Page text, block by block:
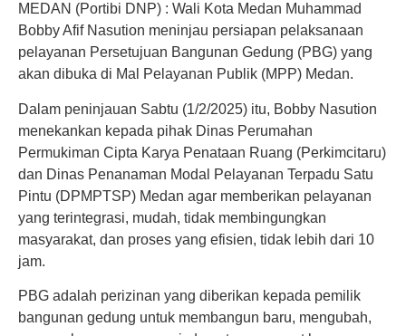
MEDAN (Portibi DNP) : Wali Kota Medan Muhammad
Bobby Afif Nasution meninjau persiapan pelaksanaan
pelayanan Persetujuan Bangunan Gedung (PBG) yang
akan dibuka di Mal Pelayanan Publik (MPP) Medan.
Dalam peninjauan Sabtu (1/2/2025) itu, Bobby Nasution
menekankan kepada pihak Dinas Perumahan
Permukiman Cipta Karya Penataan Ruang (Perkimcitaru)
dan Dinas Penanaman Modal Pelayanan Terpadu Satu
Pintu (DPMPTSP) Medan agar memberikan pelayanan
yang terintegrasi, mudah, tidak membingungkan
masyarakat, dan proses yang efisien, tidak lebih dari 10
jam.
PBG adalah perizinan yang diberikan kepada pemilik
bangunan gedung untuk membangun baru, mengubah,